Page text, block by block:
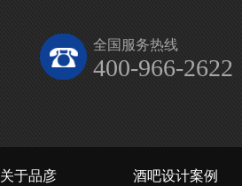
全国服务热线
400-966-2622
关于品彦 酒吧设计案例